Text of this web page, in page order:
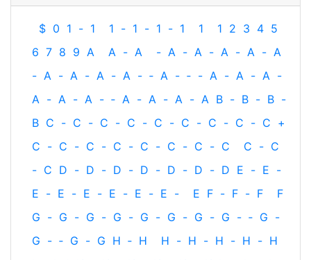
$ 0 1 - 1 1 - 1 - 1 - 1 1 1 2 3 4 5
6 7 8 9 A A - A - A - A - A - A - A
- A - A - A - A - ‐ A - ‐ - A - A - A -
A - A - A - ‐ A - A - A - A B - B - B -
B C - C - C - C - C - C - C - C - C +
C - C - C - C - C - C - C - C C - C
- C D - D - D - D - D - D - D E - E -
E - E - E - E - E - E - E F - F - F
F
G - G - G - G - G - G - G - G - ‐ G -
G - ‐ G - G H ‐ H H - H - H - H - H